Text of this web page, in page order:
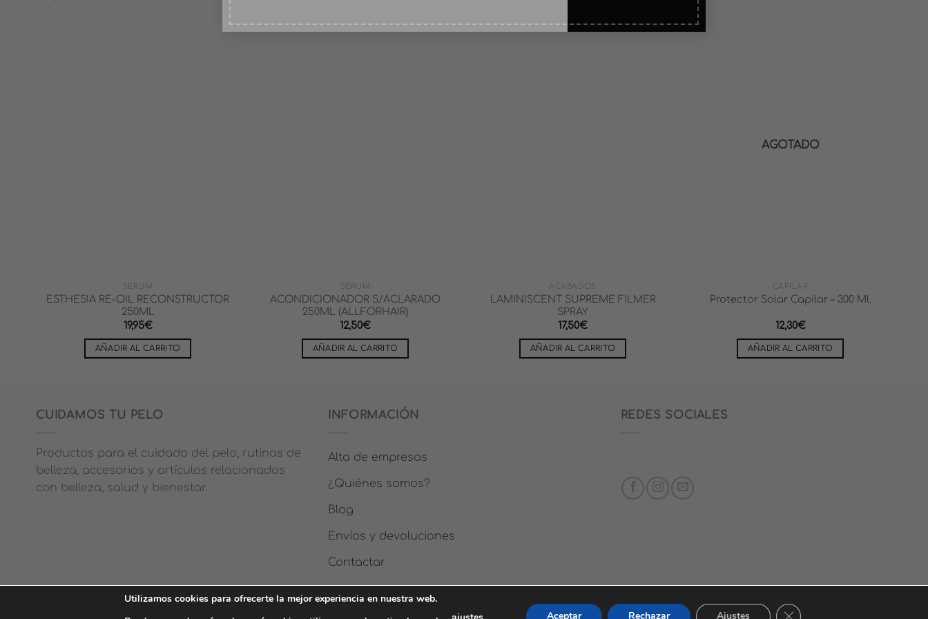
SERUM
ESTHESIA RE-OIL RECONSTRUCTOR
250ML
19,95€
AÑADIR AL CARRITO
SERUM
ACONDICIONADOR S/ACLARADO
250ML (ALLFORHAIR)
12,50€
AÑADIR AL CARRITO
ACABADOS
LAMINISCENT SUPREME FILMER
SPRAY
17,50€
AÑADIR AL CARRITO
AGOTADO
CAPILAR
Protector Solar Capilar – 300 Ml.
12,30€
AÑADIR AL CARRITO
CUIDAMOS TU PELO
Productos para el cuidado del pelo, rutinas de
belleza, accesorios y artículos relacionados
con belleza, salud y bienestar.
INFORMACIÓN
Alta de empresas
¿Quiénes somos?
Blog
Envíos y devoluciones
Contactar
REDES SOCIALES
POLÍTICA DE PRIVACIDAD POLÍTICA DE COOKIES
Utilizamos cookies para ofrecerte la mejor experiencia en nuestra web.
Aceptar Rechazar Ajustes CERRAR EL BANNER DE